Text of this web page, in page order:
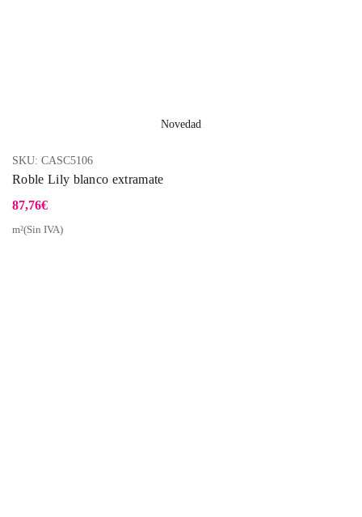
Novedad
SKU: CASC5106
Roble Lily blanco extramate
87,76€
m²(Sin IVA)